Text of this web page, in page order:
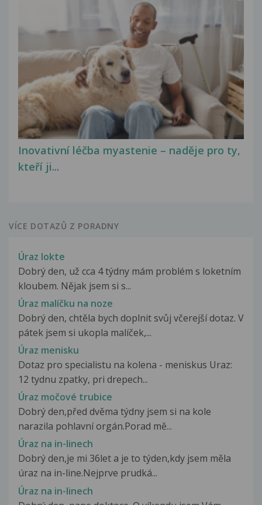
Inovativní léčba myastenie – naděje pro ty,
kteří ji...
VÍCE DOTAZŮ Z PORADNY
Úraz lokte
Dobrý den, už cca 4 týdny mám problém s loketním
kloubem. Nějak jsem si s...
Úraz malíčku na noze
Dobrý den, chtěla bych doplnit svůj včerejší dotaz. V
pátek jsem si ukopla malíček,...
Úraz menisku
Dotaz pro specialistu na kolena - meniskus Uraz:
12 tydnu zpatky, pri drepech...
Úraz močové trubice
Dobrý den,před dvěma týdny jsem si na kole
narazila pohlavní orgán.Porad mě...
Úraz na in-linech
Dobrý den,je mi 36let a je to týden,kdy jsem měla
úraz na in-line.Nejprve prudká...
Úraz na in-linech